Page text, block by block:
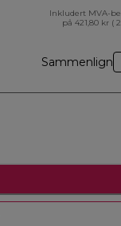
Inkludert MVA-
på 421,80 kr (
Sammenlign